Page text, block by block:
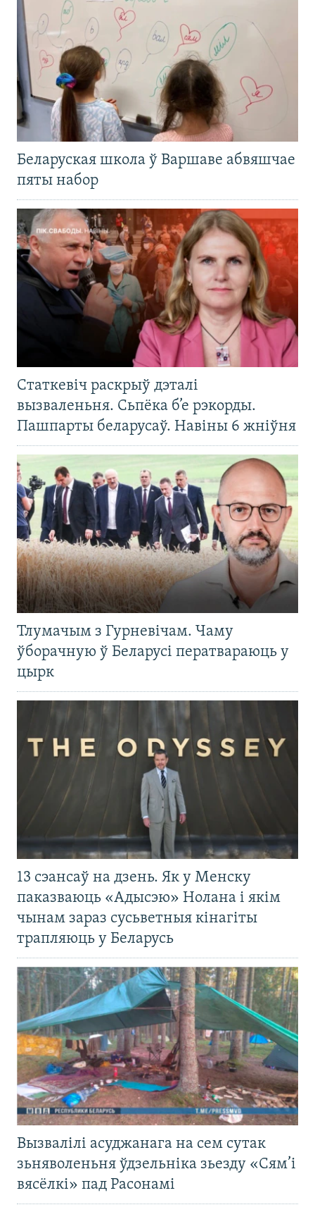
Беларуская школа ў Варшаве абвяшчае
пяты набор
Статкевіч раскрыў дэталі
вызваленьня. Сьпёка б’е рэкорды.
Пашпарты беларусаў. Навіны 6 жніўня
Тлумачым з Гурневічам. Чаму
ўборачную ў Беларусі ператвараюць у
цырк
13 сэансаў на дзень. Як у Менску
паказваюць «Адысэю» Нолана і якім
чынам зараз сусьветныя кінагіты
трапляюць у Беларусь
Вызвалілі асуджанага на сем сутак
зьняволеньня ўдзельніка зьезду «Сям’і
вясёлкі» пад Расонамі